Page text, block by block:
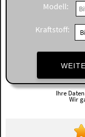
Modell:
Kraftstoff:
Ihre
Wir